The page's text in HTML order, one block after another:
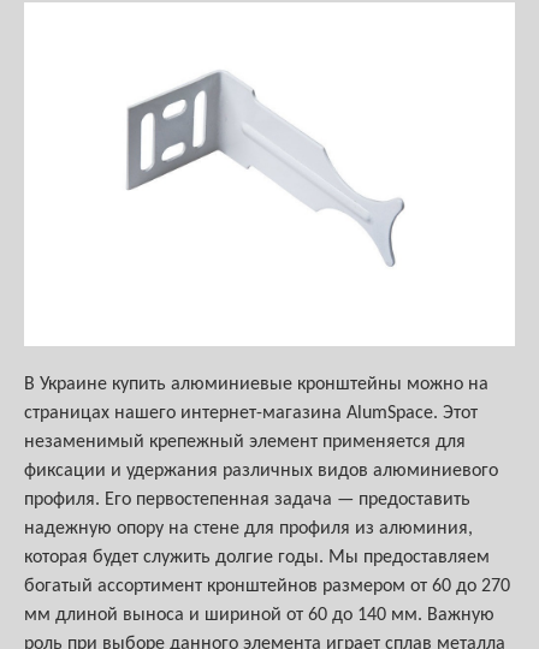
В Украине купить алюминиевые кронштейны можно на
страницах нашего интернет-магазина AlumSpace. Этот
незаменимый крепежный элемент применяется для
фиксации и удержания различных видов алюминиевого
профиля. Его первостепенная задача — предоставить
надежную опору на стене для профиля из алюминия,
которая будет служить долгие годы. Мы предоставляем
богатый ассортимент кронштейнов размером от 60 до 270
мм длиной выноса и шириной от 60 до 140 мм. Важную
роль при выборе данного элемента играет сплав металла